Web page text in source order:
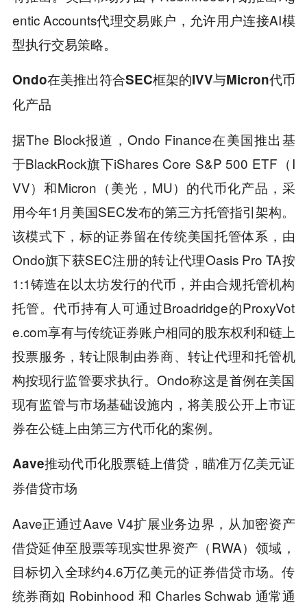
entic Accounts代理交易账户，允许用户连接AI模
型执行交易策略。
Ondo在美推出符合SEC框架的IVV与Micron代币
化产品
据The Block报道，Ondo Finance在美国推出基
于BlackRock旗下iShares Core S&P 500 ETF（I
VV）和Micron（美光，MU）的代币化产品，采
用今年1月美国SEC发布的第三方托管指引架构。
该模式下，标的证券留在传统美国托管体系，由
Ondo旗下获SEC注册的转让代理Oasis Pro TA按
1:1铸造在以太坊发行的代币，并由合规托管机构
托管。代币持有人可通过Broadridge的ProxyVot
e.com享有与传统证券账户相同的股东权利和链上
投票服务，转让限制由券商、转让代理和托管机
构按现行监管要求执行。Ondo称这是首例在美国
现有监管与市场基础设施内，将美股公开上市证
券在公链上由第三方代币化的案例。
Aave推动代币化股票链上借贷，瞄准万亿美元证
券借贷市场
Aave正通过Aave V4扩展业务边界，从加密资产
借贷延伸至股票等现实世界资产（RWA）领域，
目标切入全球约4.6万亿美元的证券借贷市场。传
统券商如 Robinhood 和 Charles Schwab 通常通